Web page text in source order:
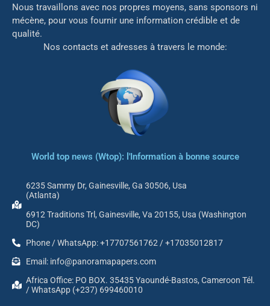
Nous travaillons avec nos propres moyens, sans sponsors ni
mécène, pour vous fournir une information crédible et de
qualité.
Nos contacts et adresses à travers le monde:
World top news (Wtop): l'Information à bonne source
6235 Sammy Dr, Gainesville, Ga 30506, Usa
(Atlanta)
6912 Traditions Trl, Gainesville, Va 20155, Usa (Washington
DC)
Phone / WhatsApp: +17707561762 / +17035012817
Email: info@panoramapapers.com
Africa Office: PO BOX. 35435 Yaoundé-Bastos, Cameroon Tél.
/ WhatsApp (+237) 699460010